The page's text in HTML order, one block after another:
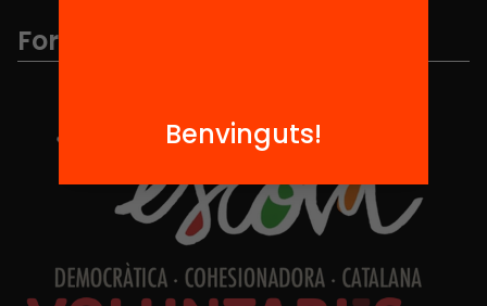
Formem part de...
Benvinguts!